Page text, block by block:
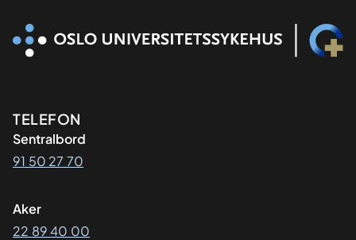
Kontaktinformasjon
TELEFON
Sentralbord
91 50 27 70
Aker
22 89 40 00